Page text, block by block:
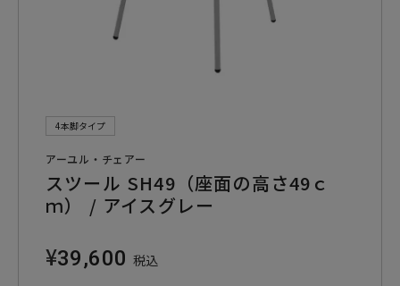
4本脚タイプ
アーユル・チェアー
スツール SH49（座面の高さ49ｃ
ｍ） / アイスグレー
¥39,600 税込